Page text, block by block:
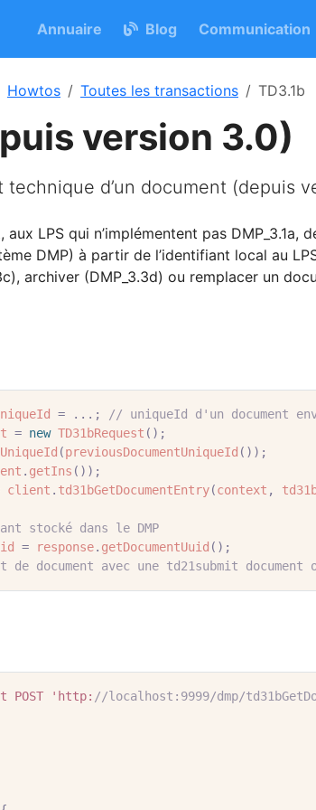
Annuaire Blog Communication
Howtos Toutes les transactions TD3.1b
version 3.0)
technique d’un document (depuis
LPS qui n’implémentent pas DMP_3.1a,
DMP) à partir de l’identifiant local au
archiver (DMP_3.3d) ou remplacer un
= ...;
// uniqueId d'un document
= new TD31bRequest ();
(previousDocumentUniqueId ());
. getIns ());
client . td31bGetDocumentEntry(context ,
stocké dans le DMP
= response. getDocumentUuid ();
document avec une td21submit document
POST 'http: